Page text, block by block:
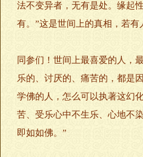
法不变异者，无有是处。缘起
有。”这是世间上的真相，若
同参们！世间上最喜爱的人，
乐的、讨厌的、痛苦的，都是
学佛的人，怎么可以执著这幻
苦、受乐心中不生乐、心地不
即如如佛。”